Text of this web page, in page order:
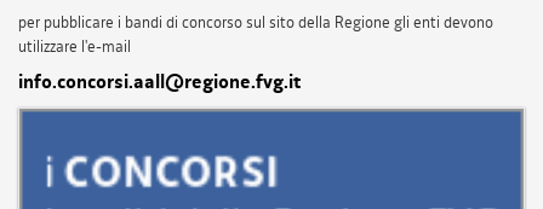
per pubblicare i bandi di concorso sul sito della Regione gli enti devono
utilizzare l'e-mail
info.concorsi.aall@regione.fvg.it